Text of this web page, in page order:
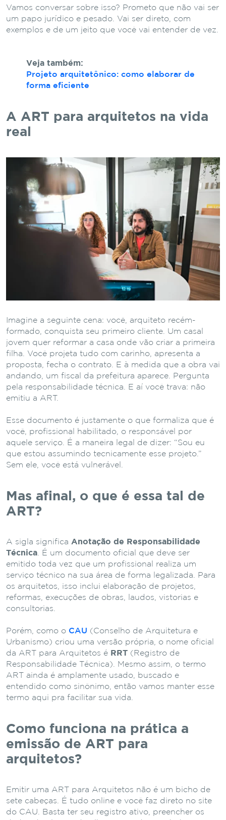
Vamos conversar sobre isso? Prometo que não vai ser
um papo jurídico e pesado. Vai ser direto, com
exemplos e de um jeito que você vai entender de vez.
Veja também:
Projeto arquitetônico: como elaborar de
forma eficiente
A ART para arquitetos na vida
real
Imagine a seguinte cena: você, arquiteto recém-
formado, conquista seu primeiro cliente. Um casal
jovem quer reformar a casa onde vão criar a primeira
filha. Você projeta tudo com carinho, apresenta a
proposta, fecha o contrato. E à medida que a obra vai
andando, um fiscal da prefeitura aparece. Pergunta
pela responsabilidade técnica. E aí você trava: não
emitiu a ART.
Esse documento é justamente o que formaliza que é
você, profissional habilitado, o responsável por
aquele serviço. É a maneira legal de dizer: “Sou eu
que estou assumindo tecnicamente esse projeto.”
Sem ele, você está vulnerável.
Mas afinal, o que é essa tal de
ART?
A sigla significa Anotação de Responsabilidade
Técnica. É um documento oficial que deve ser
emitido toda vez que um profissional realiza um
serviço técnico na sua área de forma legalizada. Para
os arquitetos, isso inclui elaboração de projetos,
reformas, execuções de obras, laudos, vistorias e
consultorias.
Porém, como o CAU (Conselho de Arquitetura e
Urbanismo) criou uma versão própria, o nome oficial
da ART para Arquitetos é RRT (Registro de
Responsabilidade Técnica). Mesmo assim, o termo
ART ainda é amplamente usado, buscado e
entendido como sinônimo, então vamos manter esse
termo aqui pra facilitar sua vida.
Como funciona na prática a
emissão de ART para
arquitetos?
Emitir uma ART para Arquitetos não é um bicho de
sete cabeças. É tudo online e você faz direto no site
do CAU. Basta ter seu registro ativo, preencher os